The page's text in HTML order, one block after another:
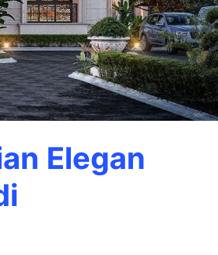
Elegan